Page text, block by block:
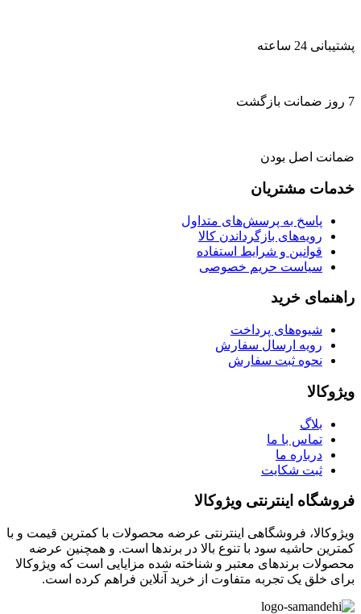
پشتیبانی 24 ساعته
7 روز ضمانت بازگشت
ضمانت اصل بودن
خدمات مشتریان
پاسخ به پرسش‌های متداول
رویه‌های بازگرداندن کالا
قوانین و شرایط استفاده
سیاست حریم خصوصی
راهنمای خرید
شیوه‌های پرداخت
رویه ارسال سفارش
نحوه ثبت سفارش
ویژوکالا
بلاگ
تماس با ما
درباره ما
ثبت شکایت
فروشگاه اینترنتی ویژوکالا
ویژوکالا، فروشگاهی اینترنتی عرضه محصولات با کمترین قیمت و با
کمترین حاشیه سود با تنوع بالا در برندها است. و همچنین عرضه
محصولات برندهای معتبر و شناخته شده مزایایی است که ویژوکالا
برای خلق یک تجربه متفاوت از خرید آنلاین فراهم کرده است.